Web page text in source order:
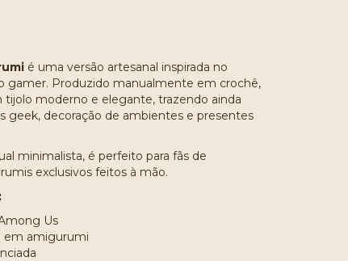
é uma versão artesanal inspirada no
gamer. Produzido manualmente em crochê,
moderno e elegante, trazendo ainda
geek, decoração de ambientes e presentes
minimalista, é perfeito para fãs de
exclusivos feitos à mão.
Us
em amigurumi